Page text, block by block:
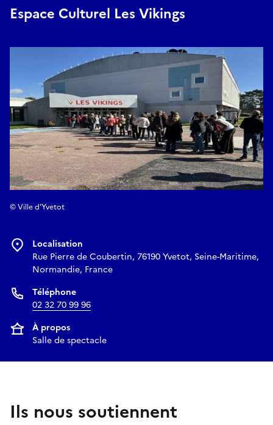
partage.
tourisme@yvetot-normandie.fr
Réserver
Espace Culturel Les Vikings
© Ville d'Yvetot
Localisation
Rue Pierre de Coubertin, 76190 Yvetot, Seine-Maritime,
Normandie, France
Téléphone
02 32 70 99 96
À propos
Salle de spectacle
Ils nous soutiennent